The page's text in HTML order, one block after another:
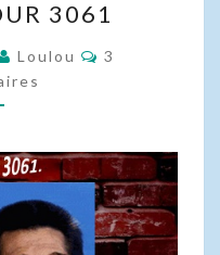
3061
Loulou
3